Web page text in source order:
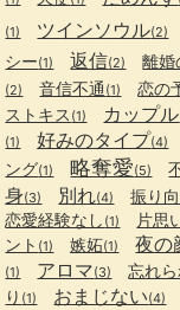
(1) ツインソウル(2)
シー(1) 返信(2) 離婚
(2) 音信不通 (1) 恋の
ストキス (1) カップル
(1) 好みのタイプ(4)
ング(1) 略奪愛(5)
身(3) 別れ(4) 振り
恋愛経験なし (1) 片思
ント (1) 嫉妬(1) 夜の
(1) アロマ(3) 忘れ
り (1) おまじない(4)